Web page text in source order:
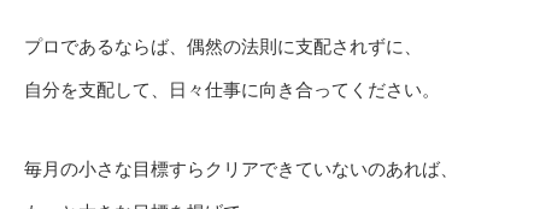
プロであるならば、偶然の法則に支配されずに、
自分を支配して、日々仕事に向き合ってください。
毎月の小さな目標すらクリアできていないのあれば、